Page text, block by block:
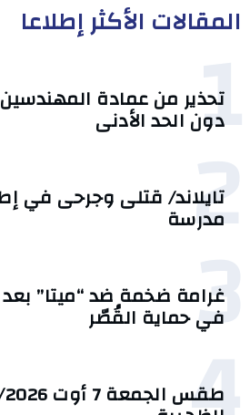
المقالات الأكثر إطلاعا
1
تحذير من عمادة
دون الحد الأدنى
2
تايلاند/ قتلى وجرحى في
مدرسة
3
غرامة ضخمة ضد “ميتا” بعد
في حماية القُصّر